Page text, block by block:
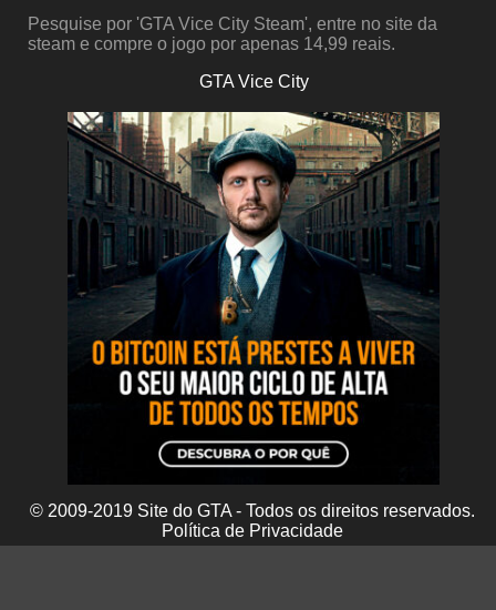
Pesquise por 'GTA Vice City Steam', entre no site da
steam e compre o jogo por apenas 14,99 reais.
GTA Vice City
© 2009-2019 Site do GTA - Todos os direitos reservados.
Política de Privacidade